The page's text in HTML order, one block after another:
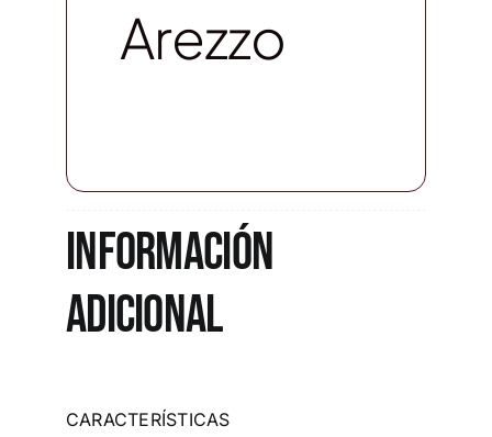
Arezzo
Información
adicional
CARACTERÍSTICAS